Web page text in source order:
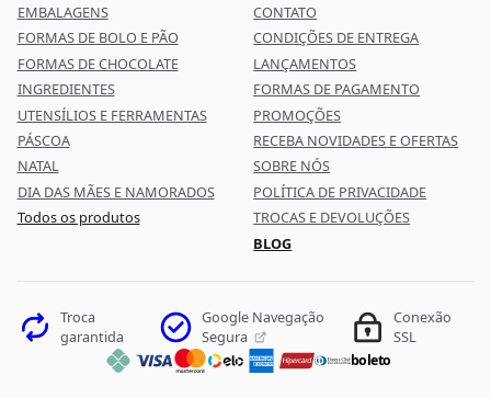
EMBALAGENS
FORMAS DE BOLO E PÃO
FORMAS DE CHOCOLATE
INGREDIENTES
UTENSÍLIOS E FERRAMENTAS
PÁSCOA
NATAL
DIA DAS MÃES E NAMORADOS
Todos os produtos
CONTATO
CONDIÇÕES DE ENTREGA
LANÇAMENTOS
FORMAS DE PAGAMENTO
PROMOÇÕES
RECEBA NOVIDADES E OFERTAS
SOBRE NÓS
POLÍTICA DE PRIVACIDADE
TROCAS E DEVOLUÇÕES
BLOG
Troca
garantida
Google Navegação
Segura
Conexão
SSL
boleto